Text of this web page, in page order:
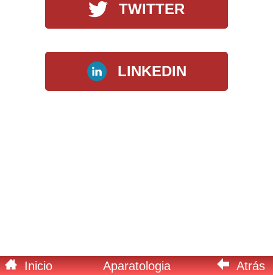
TWITTER
LINKEDIN
Inicio Atrás
Aparatologia